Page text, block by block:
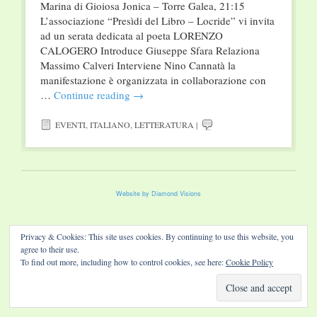
Marina di Gioiosa Jonica – Torre Galea, 21:15
L’associazione “Presìdi del Libro – Locride” vi invita
ad un serata dedicata al poeta LORENZO
CALOGERO Introduce Giuseppe Sfara Relaziona
Massimo Calveri Interviene Nino Cannatà la
manifestazione è organizzata in collaborazione con
… Continue reading →
EVENTI,ITALIANO,LETTERATURA |
Website by Diamond Visions
Privacy & Cookies: This site uses cookies. By continuing to use this website, you
agree to their use.
To find out more, including how to control cookies, see here:Cookie Policy